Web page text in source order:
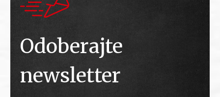
Odoberajte
newsletter